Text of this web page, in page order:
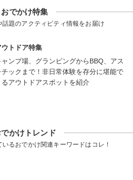
おでかけ特集
題のアクティビティ情報をお届け
ウトドア特集
ャンプ場、グランピングからBBQ、アス
チックまで！非日常体験を存分に堪能で
るアウトドアスポットを紹介
でかけトレンド
るおでかけ関連キーワードはコレ！